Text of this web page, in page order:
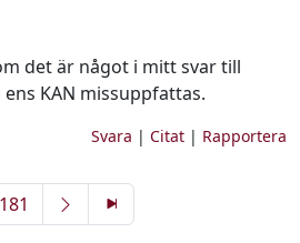
det är något i mitt svar till
KAN missuppfattas.
Svara | Citat| Rapportera